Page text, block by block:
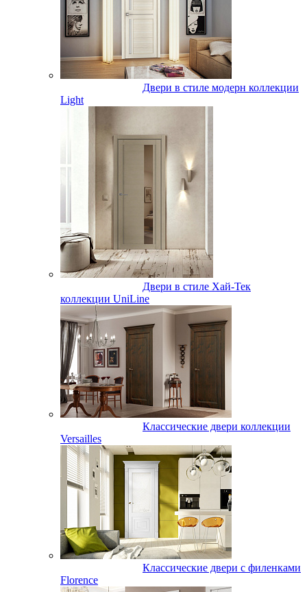
Двери в стиле модерн коллекции
Light
Двери в стиле Хай-Тек
коллекции UniLine
Классические двери коллекции
Versailles
Классические двери с филенками
Florence